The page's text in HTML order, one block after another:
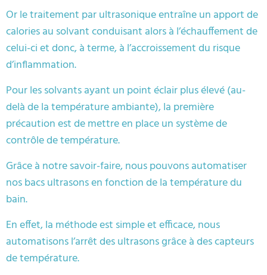
Or le traitement par ultrasonique entraîne un apport de
calories au solvant conduisant alors à l’échauffement de
celui-ci et donc, à terme, à l’accroissement du risque
d’inflammation.
Pour les solvants ayant un point éclair plus élevé (au-
delà de la température ambiante), la première
précaution est de mettre en place un système de
contrôle de température.
Grâce à notre savoir-faire, nous pouvons automatiser
nos bacs ultrasons en fonction de la température du
bain.
En effet, la méthode est simple et efficace, nous
automatisons l’arrêt des ultrasons grâce à des capteurs
de température.